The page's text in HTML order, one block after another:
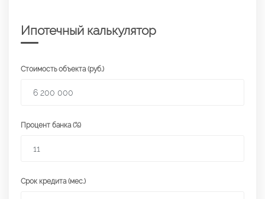
Ипотечный калькулятор
Стоимость объекта (руб.)
Процент банка (%)
Срок кредита (мес.)